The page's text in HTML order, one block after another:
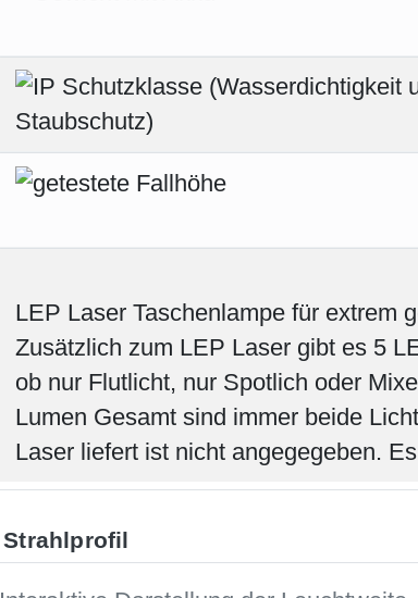
LEP Laser Taschenlampe für extrem
Zusätzlich zum LEP Laser gibt es 5
ob nur Flutlicht, nur Spotlich oder
Lumen Gesamt sind immer beide
Laser liefert ist nicht angegegeben.
Strahlprofil